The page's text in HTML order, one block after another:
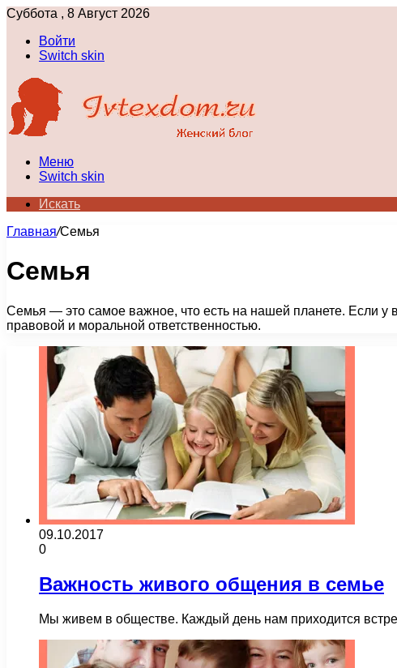
Суббота , 8 Август 2026
Войти
Switch skin
Меню
Switch skin
Искать
Главная/Семья
Семья
Семья — это самое важное, что есть на нашей планете. Если
правовой и моральной ответственностью.
09.10.2017
0
Важность живого общения в семье
Мы живем в обществе. Каждый день нам приходится